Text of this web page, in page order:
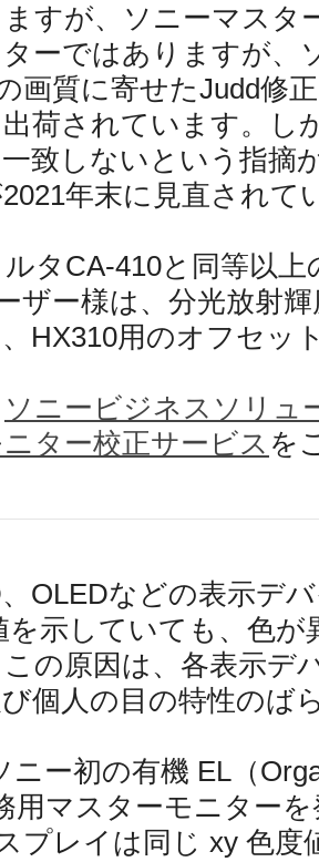
すが、ソニーマスタ
ーではありますが、
画質に寄せたJudd修
荷されています。し
致しないという指摘
年末に見直されて
タCA-410と同等以
ザー様は、分光放射
HX310用のオフセッ
ソニービジネスソリュ
ター校正サービス を
OLEDなどの表示デ
を示していても、色
の原因は、各表示デ
個人の目の特性のば
ニー初の有機 EL（
用マスターモニター
プレイは同じ xy 色